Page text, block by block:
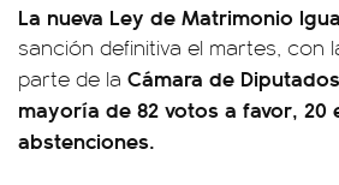
La nueva Ley de Matrimonio
sanción definitiva el martes, con
parte de la Cámara de
mayoría de 82 votos a favor, 20
abstenciones.